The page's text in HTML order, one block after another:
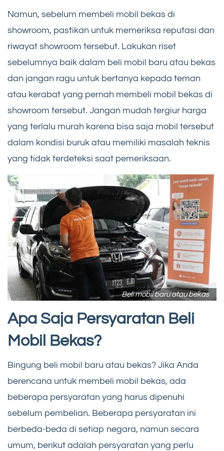
Namun, sebelum membeli mobil bekas di
showroom, pastikan untuk memeriksa reputasi dan
riwayat showroom tersebut. Lakukan riset
sebelumnya baik dalam beli mobil baru atau bekas
dan jangan ragu untuk bertanya kepada teman
atau kerabat yang pernah membeli mobil bekas di
showroom tersebut. Jangan mudah tergiur harga
yang terlalu murah karena bisa saja mobil tersebut
dalam kondisi buruk atau memiliki masalah teknis
yang tidak terdeteksi saat pemeriksaan.
Beli mobil baru atau bekas
Apa Saja Persyaratan Beli
Mobil Bekas?
Bingung beli mobil baru atau bekas? Jika Anda
berencana untuk membeli mobil bekas, ada
beberapa persyaratan yang harus dipenuhi
sebelum pembelian. Beberapa persyaratan ini
berbeda-beda di setiap negara, namun secara
umum, berikut adalah persyaratan yang perlu